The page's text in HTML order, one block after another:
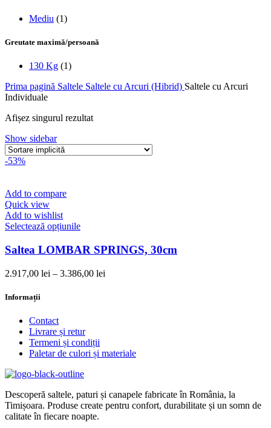
Mediu (1)
Greutate maximă/persoană
130 Kg (1)
Prima pagină Saltele Saltele cu Arcuri (Hibrid) Saltele cu Arcuri
Individuale
Afișez singurul rezultat
Show sidebar
-53%
Add to compare
Quick view
Add to wishlist
Selectează opțiunileAcest
are
mai
multe
variații.
în
pagina
produsului.
Saltea LOMBAR SPRINGS, 30cm
2.917,00 lei – 3.386,00 lei
Informații
Contact
Livrare și retur
Termeni și condiții
Paletar de culori și materiale
Descoperă saltele, paturi și canapele fabricate în România, la
Timișoara. Produse create pentru confort, durabilitate și un somn de
calitate în fiecare noapte.